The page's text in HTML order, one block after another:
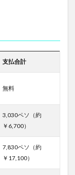
支払合計
無料
3,030ペソ（約
￥6,700）
7,830ペソ（約
￥17,100）